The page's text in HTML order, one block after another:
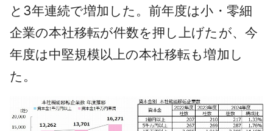
と3年連続で増加した。前年度は小・零細
企業の本社移転が件数を押し上げたが、今
年度は中堅規模以上の本社移転も増加し
た。